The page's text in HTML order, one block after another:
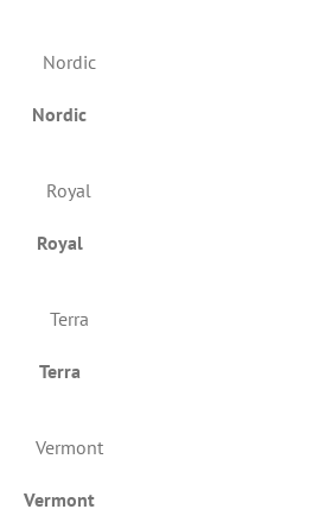
Nordic
Royal
Terra
Vermont